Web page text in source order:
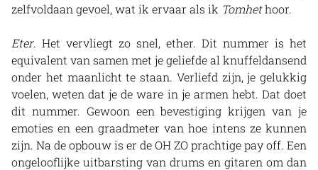
zelfvoldaan gevoel, wat ik ervaar als ik Tomhethoor.
Eter. Het vervliegt zo snel, ether. Dit nummer is het
equivalent van samen met je geliefde al knuffeldansend
onder het maanlicht te staan. Verliefd zijn, je gelukkig
voelen, weten dat je de ware in je armen hebt. Dat doet
dit nummer. Gewoon een bevestiging krijgen van je
emoties en een graadmeter van hoe intens ze kunnen
zijn. Na de opbouw is er de OH ZO prachtige pay off. Een
ongelooflijke uitbarsting van drums en gitaren om dan